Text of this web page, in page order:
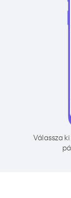
Válassza